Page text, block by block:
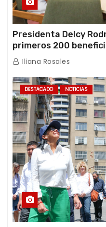
Presidenta Delcy
primeros 200
de los Abuelos “La
Iliana Rosales
DESTACADO NOTICIAS